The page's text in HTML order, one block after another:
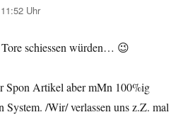
Uhr
schiessen würden… 😉
Spon Artikel aber mMn 100%ig
System. /Wir/ verlassen uns z.Z. mal